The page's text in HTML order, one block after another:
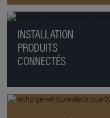
INSTALLATION
PRODUITS
CONNECTÉS